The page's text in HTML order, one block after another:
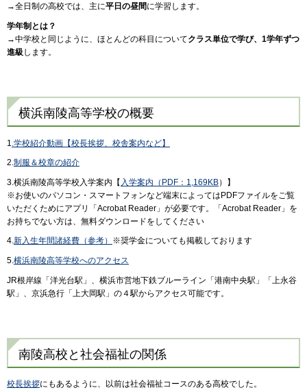
→全日制の高校では、主に平日の昼間に学習します。
学年制とは？
→中学校と同じように、ほとんどの科目についてクラス単位で学び、1学年ずつ
進級 します。
横浜南陵高等学校の概要
1 .学校紹介動画【校長挨拶、校舎案内など】
2.制服＆校章の紹介
3.横浜南陵高等学校入学案内【 入学案内（PDF：1,169KB）】
※お使いのパソコン・スマートフォンなど端末によってはPDFファイルをご覧
いただくためにアプリ「Acrobat Reader」が必要です。「Acrobat Reader」を
お持ちでない方は、無料ダウンロードをしてください
4.新入生年間諸経費（参考） ※奨学金についても掲載しております
5.横浜南陵高等学校へのアクセス
JR根岸線「洋光台駅」、横浜市営地下鉄ブルーライン「港南中央駅」「上永谷
駅」、京浜急行「上大岡駅」の４駅からアクセス可能です。
南陵高校と社会福祉の関係
校長挨拶にもあるように、以前は社会福祉コースのある高校でした。